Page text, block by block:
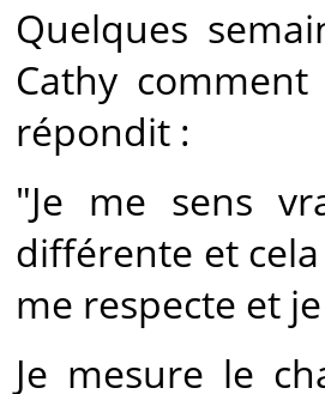
Quelques
Cathy
répondit :
"Je me sens
différente et
me respecte et
Je mesure le